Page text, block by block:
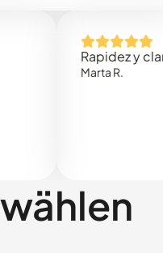
Rapidez y claridad